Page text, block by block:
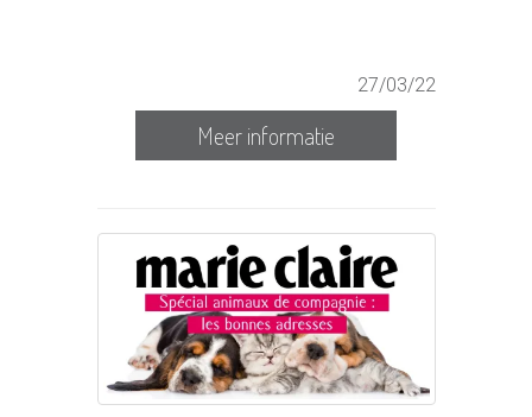
27/03/22
Meer informatie